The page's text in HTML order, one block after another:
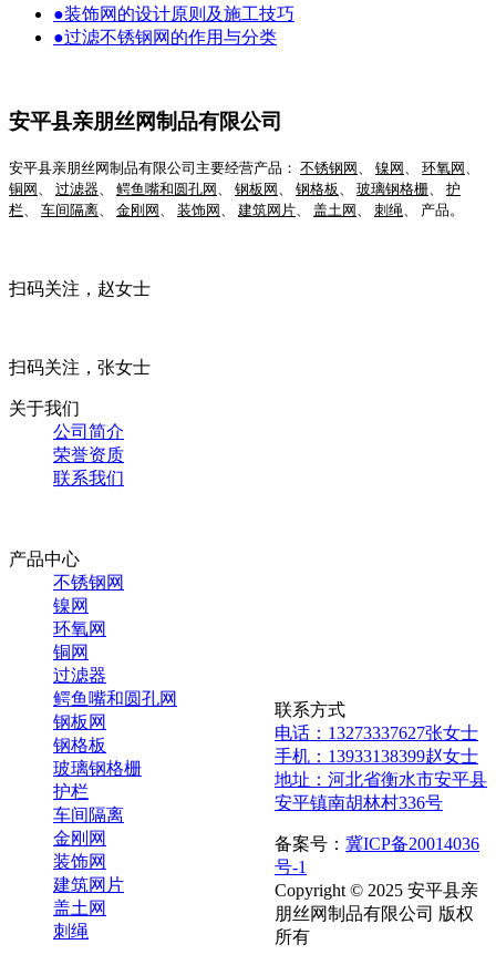
●装饰网的设计原则及施工技巧
●过滤不锈钢网的作用与分类
安平县亲朋丝网制品有限公司
安平县亲朋丝网制品有限公司主要经营产品： 不锈钢网 、 镍网 、 环氧网 、
铜网 、 过滤器、 鳄鱼嘴和圆孔网 、 钢板网 、 钢格板、 玻璃钢格栅、 护
栏、 车间隔离、 金刚网 、 装饰网 、 建筑网片、 盖土网 、 刺绳、 产品。
扫码关注，赵女士
扫码关注，张女士
关于我们
公司简介
荣誉资质
联系我们
产品中心
不锈钢网
镍网
环氧网
铜网
过滤器
鳄鱼嘴和圆孔网
钢板网
钢格板
玻璃钢格栅
护栏
车间隔离
金刚网
装饰网
建筑网片
盖土网
刺绳
联系方式
电话：13273337627张女士
手机：13933138399赵女士
地址：河北省衡水市安平县
安平镇南胡林村336号
备案号： 冀ICP备20014036
号-1
Copyright © 2025 安平县亲
朋丝网制品有限公司 版权
所有